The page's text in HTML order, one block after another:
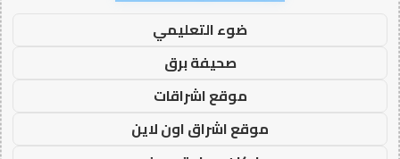
ضوء التعليمي
صحيفة برق
موقع اشراقات
موقع اشراق اون لاين